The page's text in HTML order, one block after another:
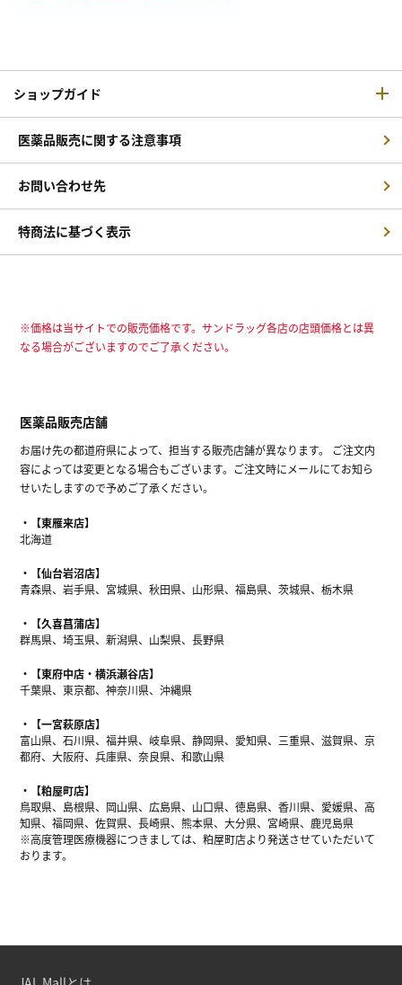
ショップガイド
医薬品販売に関する注意事項
お問い合わせ先
特商法に基づく表示
※価格は当サイトでの販売価格です。サンドラッグ各店の店頭価格とは異
なる場合がございますのでご了承ください。
医薬品販売店舗
お届け先の都道府県によって、担当する販売店舗が異なります。 ご注文内
容によっては変更となる場合もございます。ご注文時にメールにてお知ら
せいたしますので予めご了承ください。
【東雁来店】
北海道
【仙台岩沼店】
青森県、岩手県、宮城県、秋田県、山形県、福島県、茨城県、栃木県
【久喜菖蒲店】
群馬県、埼玉県、新潟県、山梨県、長野県
【東府中店・横浜瀬谷店】
千葉県、東京都、神奈川県、沖縄県
【一宮萩原店】
富山県、石川県、福井県、岐阜県、静岡県、愛知県、三重県、滋賀県、京
都府、大阪府、兵庫県、奈良県、和歌山県
【粕屋町店】
鳥取県、島根県、岡山県、広島県、山口県、徳島県、香川県、愛媛県、高
知県、福岡県、佐賀県、長崎県、熊本県、大分県、宮崎県、鹿児島県
※高度管理医療機器につきましては、粕屋町店より発送させていただいて
おります。